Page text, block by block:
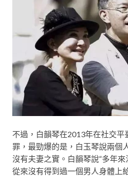
不過，白韻琴在2013年在社交平
罪，最勁爆的是，白玉琴說兩個
沒有夫妻之實。白韻琴說“多年來
從來沒有得到過一個男人身體上